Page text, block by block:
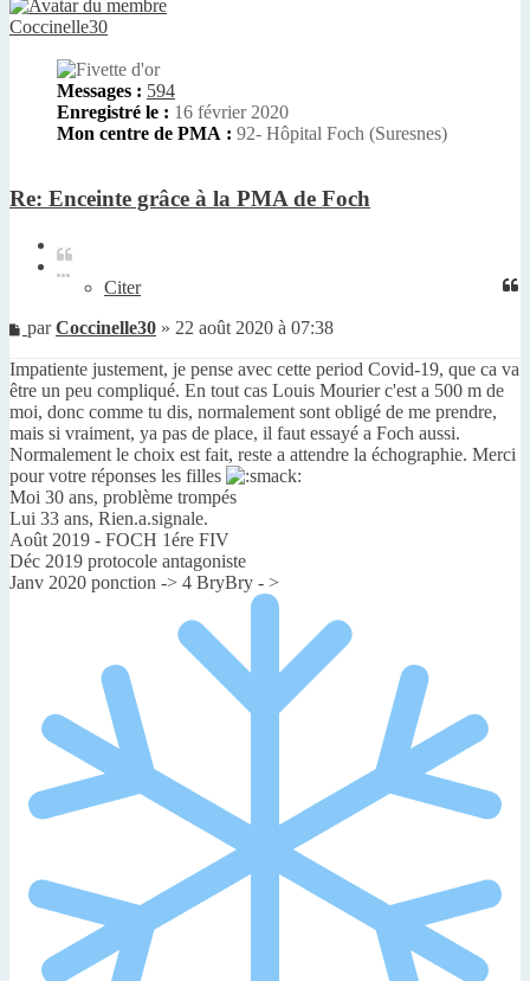
Coccinelle30
Messages : 594
Enregistré le : 16 février 2020
Mon centre de PMA : 92- Hôpital Foch (Suresnes)
Re: Enceinte grâce à la PMA de Foch
Citer
Message
lu
parCoccinelle30 » 22 août 2020 à 07:38
Impatiente justement, je pense avec cette period Covid-19, que ca va
être un peu compliqué. En tout cas Louis Mourier c'est a 500 m de
moi, donc comme tu dis, normalement sont obligé de me prendre,
mais si vraiment, ya pas de place, il faut essayé a Foch aussi.
Normalement le choix est fait, reste a attendre la échographie. Merci
pour votre réponses les filles
Moi 30 ans, problème trompés
Lui 33 ans, Rien.a.signale.
Août 2019 - FOCH 1ére FIV
Déc 2019 protocole antagoniste
Janv 2020 ponction -> 4 BryBry - >